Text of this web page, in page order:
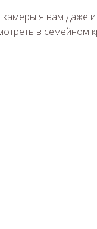
я вам даже и
в семейном